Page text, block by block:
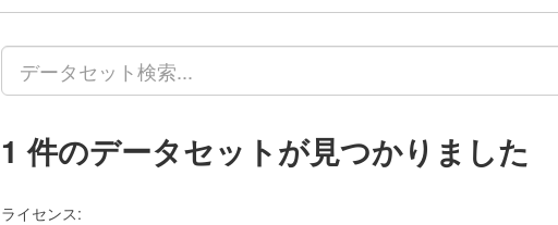
1 件のデータセットが見つかりました
ライセンス: